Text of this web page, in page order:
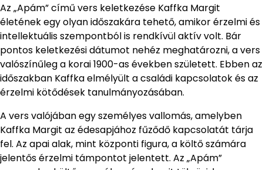
Az „Apám” című vers keletkezése Kaffka Margit
életének egy olyan időszakára tehető, amikor érzelmi és
intellektuális szempontból is rendkívül aktív volt. Bár
pontos keletkezési dátumot nehéz meghatározni, a vers
valószínűleg a korai 1900-as években született. Ebben az
időszakban Kaffka elmélyült a családi kapcsolatok és az
érzelmi kötődések tanulmányozásában.
A vers valójában egy személyes vallomás, amelyben
Kaffka Margit az édesapjához fűződő kapcsolatát tárja
fel. Az apai alak, mint központi figura, a költő számára
jelentős érzelmi támpontot jelentett. Az „Apám”